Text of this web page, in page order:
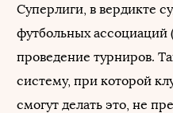
Суперлиги, в вердикте
футбольных
проведение турниров.
систему, при которой
смогут делать это, не